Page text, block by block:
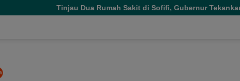
Dua Rumah Sakit di Sofifi, Gubernur Tekankan Transformasi